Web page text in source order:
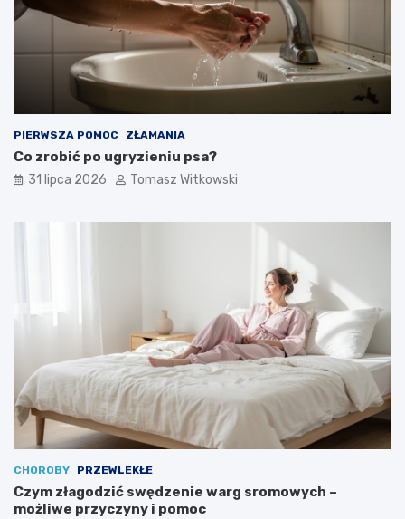
PIERWSZA POMOC ZŁAMANIA
Co zrobić po ugryzieniu psa?
31 lipca 2026 Tomasz Witkowski
CHOROBY PRZEWLEKŁE
Czym złagodzić swędzenie warg sromowych –
możliwe przyczyny i pomoc